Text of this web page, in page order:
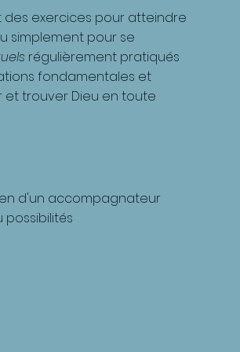
exercices pour atteindre
simplement pour se
régulièrement pratiqués
fondamentales et
trouver Dieu en toute
d'un accompagnateur